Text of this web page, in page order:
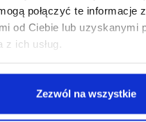
połączyć te informacje
od Ciebie lub uzyskanymi
ich usług.
Zezwól na wszystkie